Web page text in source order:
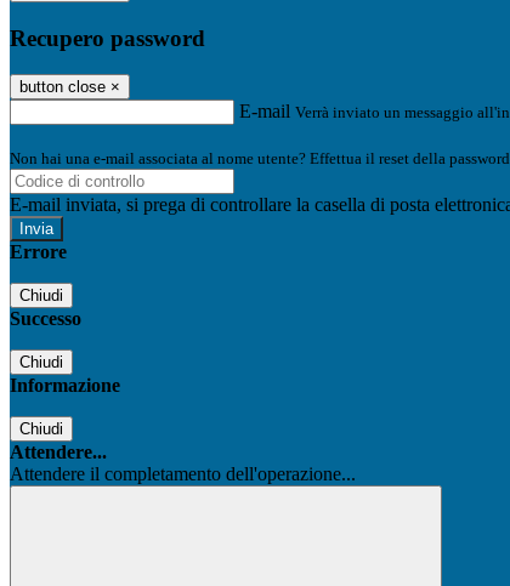
Recupero password
button close ×
E-mail Verrà inviato un messaggio
Non hai una e-mail associata al nome utente? Effettua il reset della
E-mail inviata, si prega di controllare la casella di posta
Errore
Chiudi
Successo
Chiudi
Informazione
Chiudi
Attendere...
Attendere il completamento dell'operazione...